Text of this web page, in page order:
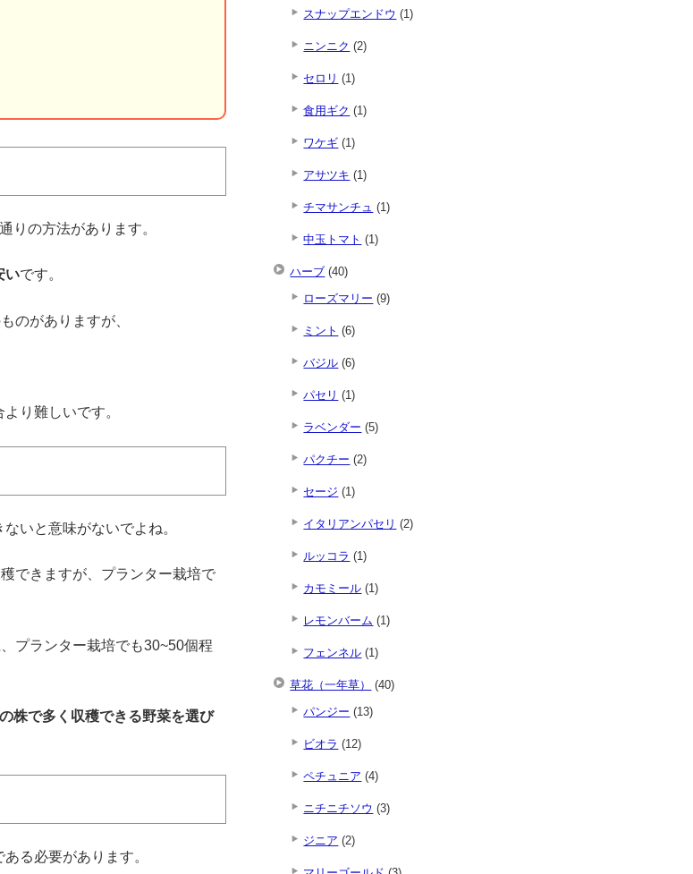
りの方法があります。
いです。
のがありますが、
り難しいです。
いと意味がないでよね。
できますが、プランター栽培で
プランター栽培でも30~50個程
株で多く収穫できる野菜を選び
る必要があります。
スナップエンドウ (1)
ニンニク (2)
セロリ (1)
食用ギク (1)
ワケギ (1)
アサツキ (1)
チマサンチュ (1)
中玉トマト (1)
ハーブ (40)
ローズマリー (9)
ミント (6)
バジル (6)
パセリ (1)
ラベンダー (5)
パクチー (2)
セージ (1)
イタリアンパセリ (2)
ルッコラ (1)
カモミール (1)
レモンバーム (1)
フェンネル (1)
草花（一年草）
(40)
パンジー (13)
ビオラ (12)
ペチュニア (4)
ニチニチソウ (3)
ジニア (2)